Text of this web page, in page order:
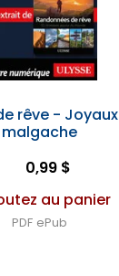
rêve -
malgache
0,99 $
au panier
PDF ePub